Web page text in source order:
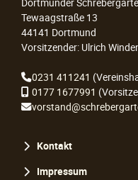
Tewaagstraße 13
44141 Dortmund
Vorsitzender: Ulrich
0231 411241
0177 1677991
überspringen
Kontakt
Impressum